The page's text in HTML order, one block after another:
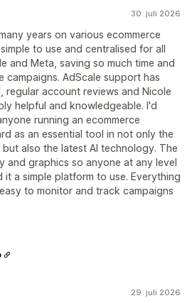
30. juli 2026
years on various ecommerce
to use and centralised for all
and Meta, saving so much time and
campaigns. AdScale support has
regular account reviews and Nicole
helpful and knowledgeable. I'd
running an ecommerce
as an essential tool in not only the
also the latest AI technology. The
and graphics so anyone at any level
a simple platform to use. Everything
to monitor and track campaigns
29. juli 2026